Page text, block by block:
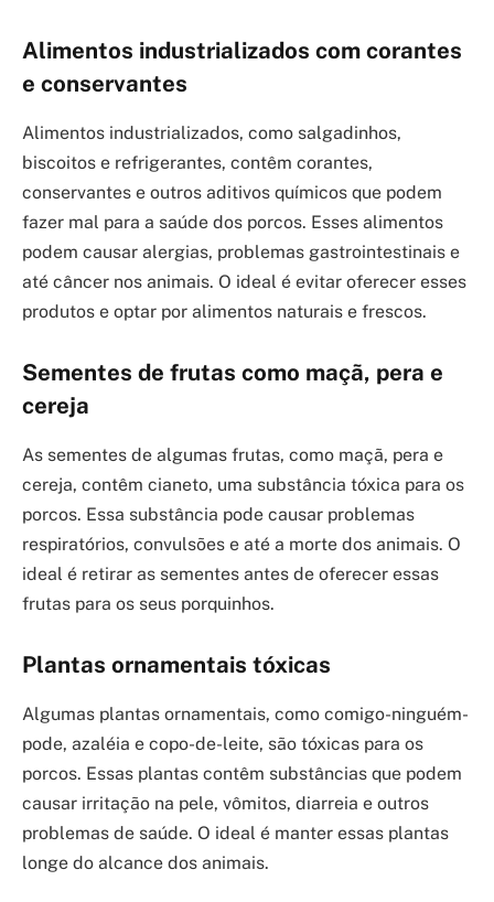
Alimentos industrializados com corantes
e conservantes
Alimentos industrializados, como salgadinhos,
biscoitos e refrigerantes, contêm corantes,
conservantes e outros aditivos químicos que podem
fazer mal para a saúde dos porcos. Esses alimentos
podem causar alergias, problemas gastrointestinais e
até câncer nos animais. O ideal é evitar oferecer esses
produtos e optar por alimentos naturais e frescos.
Sementes de frutas como maçã, pera e
cereja
As sementes de algumas frutas, como maçã, pera e
cereja, contêm cianeto, uma substância tóxica para os
porcos. Essa substância pode causar problemas
respiratórios, convulsões e até a morte dos animais. O
ideal é retirar as sementes antes de oferecer essas
frutas para os seus porquinhos.
Plantas ornamentais tóxicas
Algumas plantas ornamentais, como comigo-ninguém-
pode, azaléia e copo-de-leite, são tóxicas para os
porcos. Essas plantas contêm substâncias que podem
causar irritação na pele, vômitos, diarreia e outros
problemas de saúde. O ideal é manter essas plantas
longe do alcance dos animais.